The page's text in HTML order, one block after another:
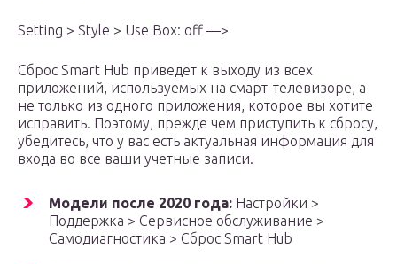
Setting > Style > Use Box: off —>
Сброс Smart Hub приведет к выходу из всех
приложений, используемых на смарт-телевизоре, а
не только из одного приложения, которое вы хотите
исправить. Поэтому, прежде чем приступить к сбросу,
убедитесь, что у вас есть актуальная информация для
входа во все ваши учетные записи.
Модели после 2020 года: Настройки >
Поддержка > Сервисное обслуживание >
Самодиагностика > Сброс Smart Hub